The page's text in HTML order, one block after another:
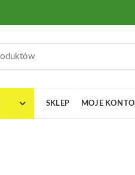
SKLEP MOJE KONTO